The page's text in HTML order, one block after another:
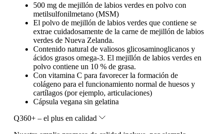
500 mg de mejillón de labios verdes en polvo con
metilsulfonilmetano (MSM)
El polvo de mejillón de labios verdes que contiene se
extrae cuidadosamente de la carne de mejillón de labios
verdes de Nueva Zelanda.
Contenido natural de valiosos glicosaminoglicanos y
ácidos grasos omega-3. El mejillón de labios verdes en
polvo contiene un 10 % de grasa.
Con vitamina C para favorecer la formación de
colágeno para el funcionamiento normal de huesos y
cartílagos (por ejemplo, articulaciones)
Cápsula vegana sin gelatina
Q360+ – el plus en calidad